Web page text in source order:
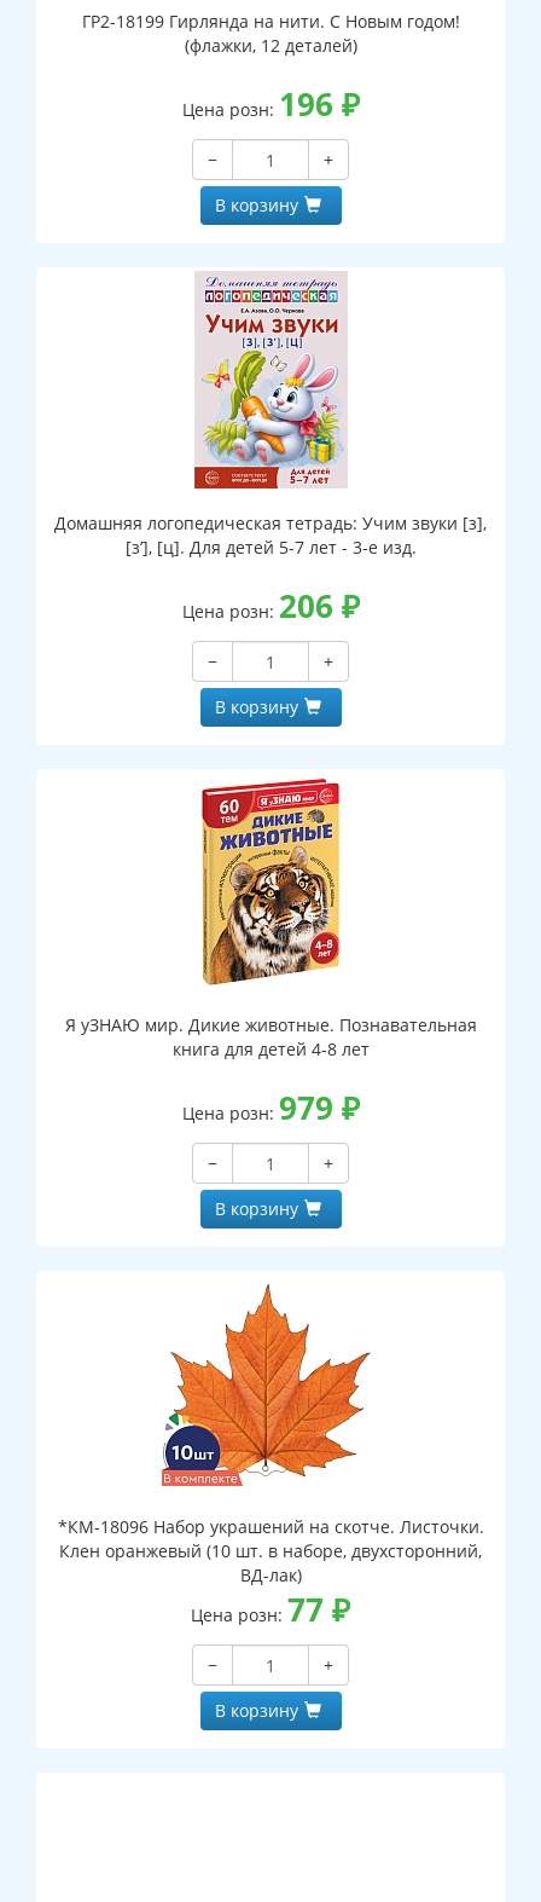
ГР2-18199 Гирлянда на нити. С Новым годом!
(флажки, 12 деталей)
Цена розн: 196 ₽
−
+
В корзину
Домашняя логопедическая тетрадь: Учим звуки [з],
[з’], [ц]. Для детей 5-7 лет - 3-е изд.
Цена розн: 206 ₽
−
+
В корзину
Я уЗНАЮ мир. Дикие животные. Познавательная
книга для детей 4-8 лет
Цена розн: 979 ₽
−
+
В корзину
*КМ-18096 Набор украшений на скотче. Листочки.
Клен оранжевый (10 шт. в наборе, двухсторонний,
ВД-лак)
Цена розн: 77 ₽
−
+
В корзину